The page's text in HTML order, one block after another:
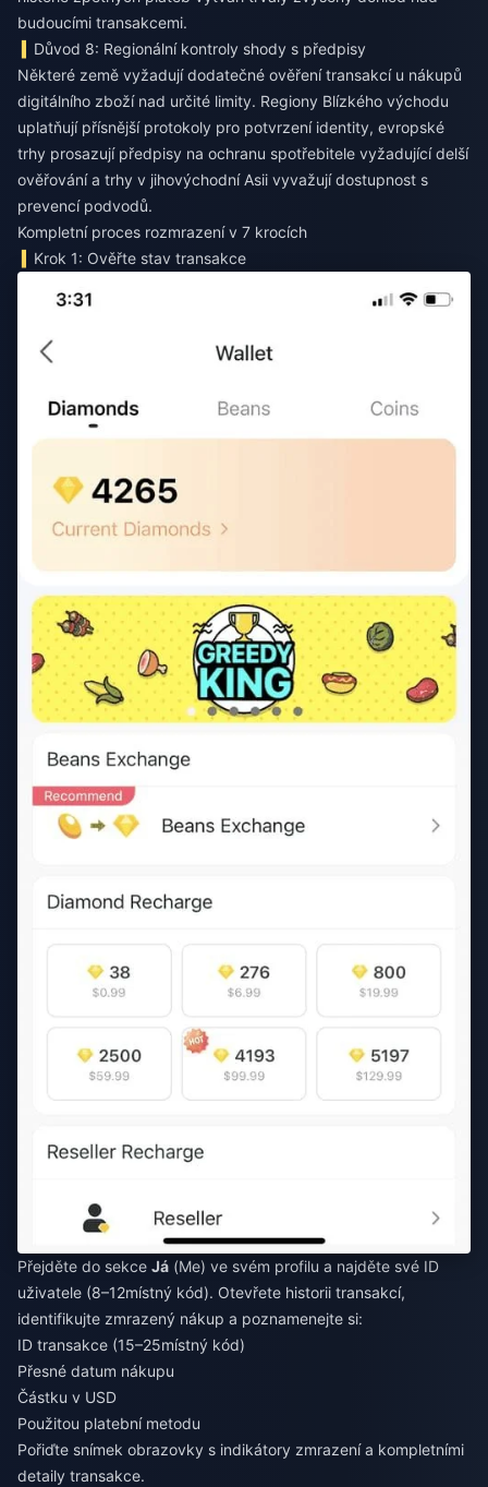
budoucími transakcemi.
Důvod 8: Regionální kontroly shody s předpisy
Některé země vyžadují dodatečné ověření transakcí u nákupů
digitálního zboží nad určité limity. Regiony Blízkého východu
uplatňují přísnější protokoly pro potvrzení identity, evropské
trhy prosazují předpisy na ochranu spotřebitele vyžadující delší
ověřování a trhy v jihovýchodní Asii vyvažují dostupnost s
prevencí podvodů.
Kompletní proces rozmrazení v 7 krocích
Krok 1: Ověřte stav transakce
Přejděte do sekce Já (Me) ve svém profilu a najděte své ID
uživatele (8–12místný kód). Otevřete historii transakcí,
identifikujte zmrazený nákup a poznamenejte si:
ID transakce (15–25místný kód)
Přesné datum nákupu
Částku v USD
Použitou platební metodu
Pořiďte snímek obrazovky s indikátory zmrazení a kompletními
detaily transakce.